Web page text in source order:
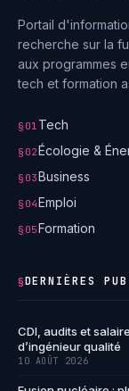
Portail
recherche sur la
aux programmes
tech et formation
§01 Tech
§02Écologie &
§03Business
§04Emploi
§05Formation
§DERNIÈRES
CDI, audits et
d’ingénieur qualité
10 AOÛT 2026